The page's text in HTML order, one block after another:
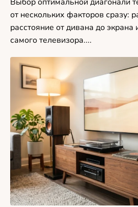
от нескольких факторов сразу:
расстояние от дивана до
самого телевизора....